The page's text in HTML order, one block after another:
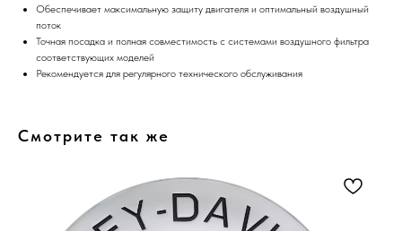
Обеспечивает максимальную защиту двигателя и оптимальный воздушный
поток
Точная посадка и полная совместимость с системами воздушного фильтра
соответствующих моделей
Рекомендуется для регулярного технического обслуживания
Смотрите так же